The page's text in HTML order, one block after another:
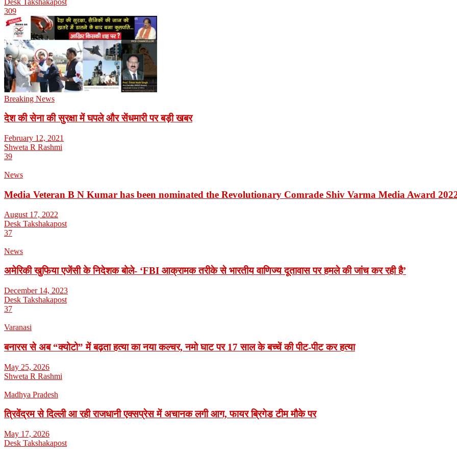
309
Breaking News
देश की सेना की सुरक्षा में घपले और सेंधमारी पर बड़ी खबर
February 12, 2021
Shweta R Rashmi
39
News
Media Veteran B N Kumar has been nominated the Revolutionary Comrade Shiv Varma Media Award
August 17, 2022
Desk Takshakapost
37
News
अमेरिकी खुफिया एजेंसी के निदेशक बोले- ‘FBI आक्रामक तरीके से भारतीय वाणिज्य दूतावास पर हमले की जांच कर रही है’
December 14, 2023
Desk Takshakapost
37
Varanasi
बनारस से अब “क्योटो” में बढ़ता हत्या का नया कल्चर, नमो घाट पर 17 साल के बच्चें की पीट-पीट कर हत्या
May 25, 2026
Shweta R Rashmi
Madhya Pradesh
त्रिवेंद्रम से दिल्ली आ रही राजधानी एक्सप्रेस में अचानक लगी आग, फायर ब्रिगेड टीम मौके पर
May 17, 2026
Desk Takshakapost